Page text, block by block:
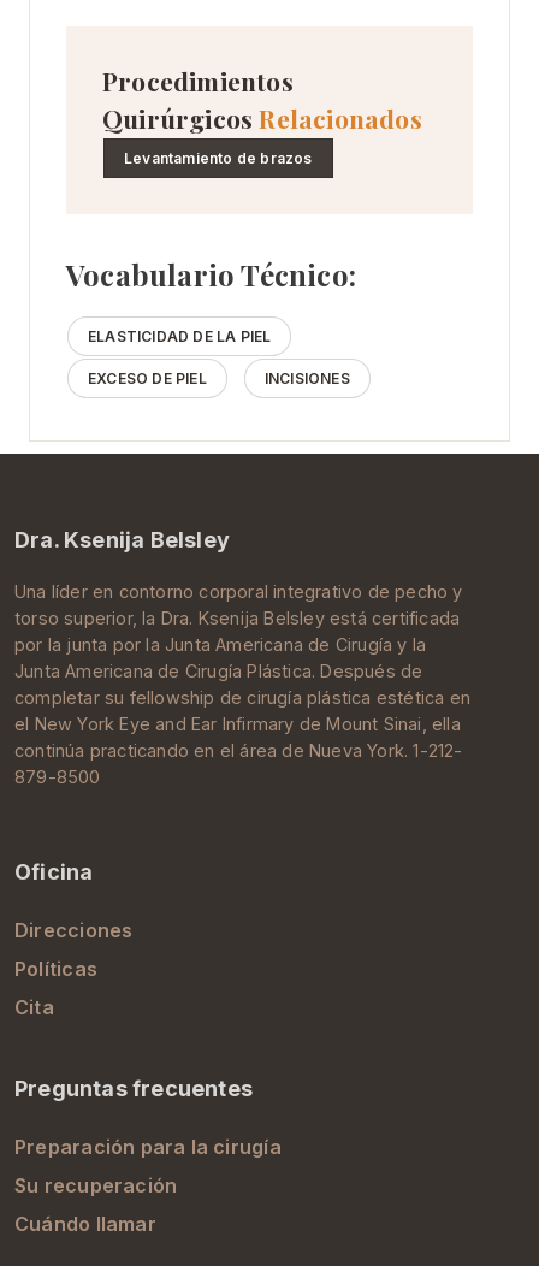
Procedimientos
Quirúrgicos Relacionados
Levantamiento de brazos
Vocabulario Técnico:
ELASTICIDAD DE LA PIEL
EXCESO DE PIEL INCISIONES
Dra. Ksenija Belsley
Una líder en contorno corporal integrativo de pecho y
torso superior, la Dra. Ksenija Belsleyestá certificada
por la junta por la Junta Americana de Cirugía y la
Junta Americana de Cirugía Plástica. Después de
completar su fellowship de cirugía plástica estética en
el New York Eye and Ear Infirmary deMount Sinai , ella
continúa practicando en el área de Nueva York. 1-212-
879-8500
Oficina
Direcciones
Políticas
Cita
Preguntas frecuentes
Preparación para la cirugía
Su recuperación
Cuándo llamar